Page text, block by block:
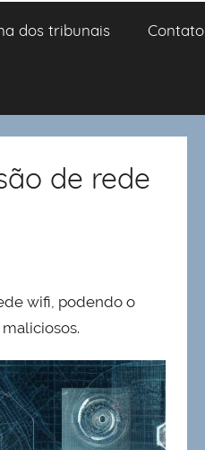
dos tribunais Contato
de rede
wifi, podendo o